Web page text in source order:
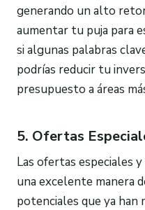
generando un alto
aumentar tu puja para
si algunas palabras
podrías reducir tu
presupuesto a áreas
5. Ofertas
Las ofertas especiales
una excelente manera
potenciales que ya